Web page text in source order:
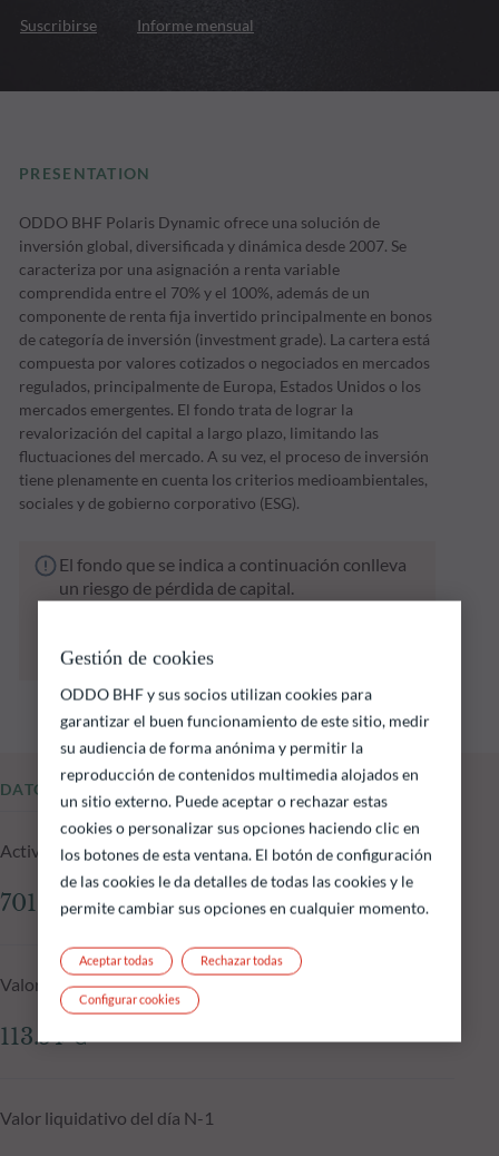
Suscribirse Informe mensual
PRESENTATION
ODDO BHF Polaris Dynamic ofrece una solución de
inversión global, diversificada y dinámica desde 2007. Se
caracteriza por una asignación a renta variable
comprendida entre el 70% y el 100%, además de un
componente de renta fija invertido principalmente en bonos
de categoría de inversión (investment grade). La cartera está
compuesta por valores cotizados o negociados en mercados
regulados, principalmente de Europa, Estados Unidos o los
mercados emergentes. El fondo trata de lograr la
revalorización del capital a largo plazo, limitando las
fluctuaciones del mercado. A su vez, el proceso de inversión
tiene plenamente en cuenta los criterios medioambientales,
sociales y de gobierno corporativo (ESG).
El fondo que se indica a continuación conlleva
un riesgo de pérdida de capital.
tiempo
DATOS FUNDAMENTALES
Activos gestionados del fondo a 05.08.2026
701.96 M €
Valor liquidativo a 05.08.2026
113.54 €
Valor liquidativo del día N-1
Gestión de cookies
ODDO BHF y sus socios utilizan cookies para
garantizar el buen funcionamiento de este sitio, medir
su audiencia de forma anónima y permitir la
reproducción de contenidos multimedia alojados en
un sitio externo. Puede aceptar o rechazar estas
cookies o personalizar sus opciones haciendo clic en
los botones de esta ventana. El botón de configuración
de las cookies le da detalles de todas las cookies y le
permite cambiar sus opciones en cualquier momento.
Rechazar todas
Aceptar todas
Configurar cookies